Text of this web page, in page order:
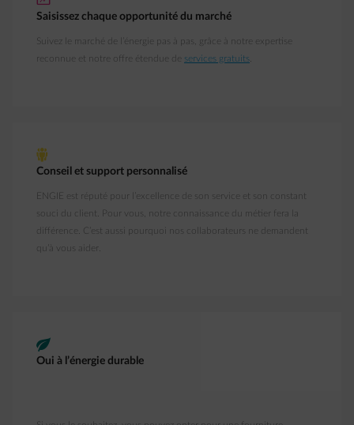
Saisissez chaque opportunité du marché
Suivez le marché de l’énergie pas à pas, grâce à notre expertise
reconnue et notre offre étendue de services gratuits
people
Conseil et support personnalisé
ENGIE est réputé pour l’excellence de son service et son constant
souci du client. Pour vous, notre connaissance du métier fera la
différence. C’est aussi pourquoi nos collaborateurs ne demandent
qu’à vous aider.
green-energy
Oui à l’énergie durable